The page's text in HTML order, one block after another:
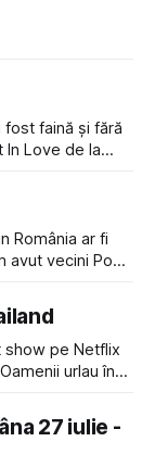
faină și fără
In Love de la
era cam
România ar fi
avut vecini Popa
popă că ar
show pe Netflix
urlau în
pas. Apoi ceva,
27 iulie -